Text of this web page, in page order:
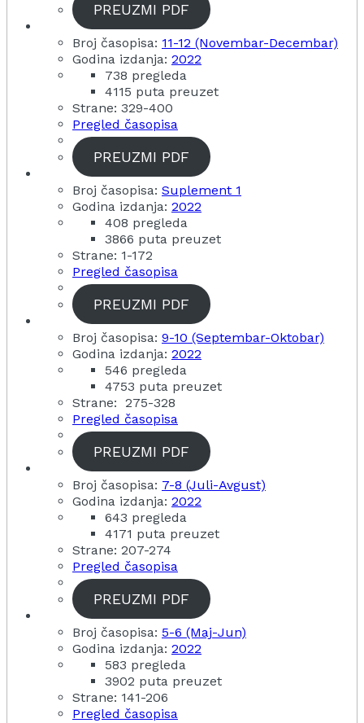
PREUZMI PDF
Broj časopisa: 11-12 (Novembar-Decembar)
Godina izdanja: 2022
738 pregleda
4115 puta preuzet
Strane: 329-400
Pregled časopisa
PREUZMI PDF
Broj časopisa: Suplement 1
Godina izdanja: 2022
408 pregleda
3866 puta preuzet
Strane: 1-172
Pregled časopisa
PREUZMI PDF
Broj časopisa: 9-10 (Septembar-Oktobar)
Godina izdanja: 2022
546 pregleda
4753 puta preuzet
Strane: 275-328
Pregled časopisa
PREUZMI PDF
Broj časopisa: 7-8 (Juli-Avgust)
Godina izdanja: 2022
643 pregleda
4171 puta preuzet
Strane: 207-274
Pregled časopisa
PREUZMI PDF
Broj časopisa: 5-6 (Maj-Jun)
Godina izdanja: 2022
583 pregleda
3902 puta preuzet
Strane: 141-206
Pregled časopisa